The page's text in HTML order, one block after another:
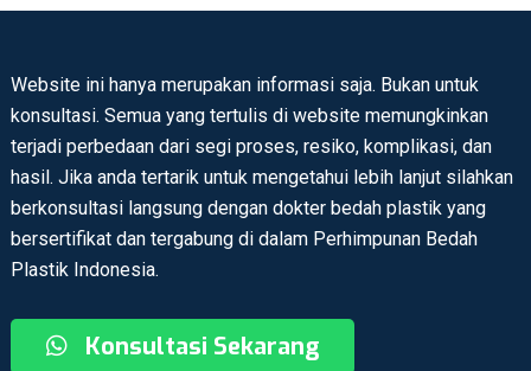
Website ini hanya merupakan informasi saja. Bukan untuk
konsultasi. Semua yang tertulis di website memungkinkan
terjadi perbedaan dari segi proses, resiko, komplikasi, dan
hasil. Jika anda tertarik untuk mengetahui lebih lanjut silahkan
berkonsultasi langsung dengan dokter bedah plastik yang
bersertifikat dan tergabung di dalam Perhimpunan Bedah
Plastik Indonesia.
Konsultasi Sekarang